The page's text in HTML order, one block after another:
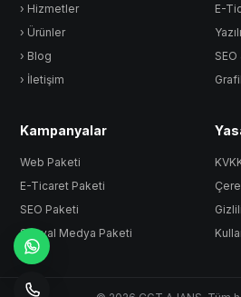
› Hizmetler
› Ürünler
› Blog
› İletişim
E-
Kampanyalar
Web Paketi
E-Ticaret Paketi
SEO Paketi
Sosyal Medya Paketi